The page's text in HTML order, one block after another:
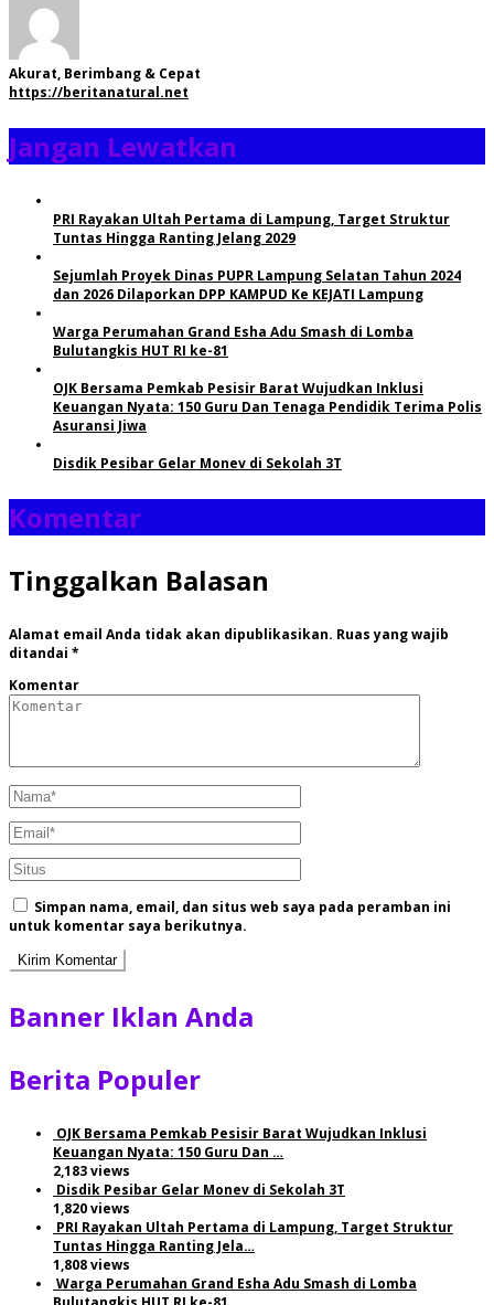
Akurat, Berimbang & Cepat
https://beritanatural.net
Jangan Lewatkan
PRI Rayakan Ultah Pertama di Lampung, Target Struktur
Tuntas Hingga Ranting Jelang 2029
Sejumlah Proyek Dinas PUPR Lampung Selatan Tahun 2024
dan 2026 Dilaporkan DPP KAMPUD Ke KEJATI Lampung
Warga Perumahan Grand Esha Adu Smash di Lomba
Bulutangkis HUT RI ke-81
OJK Bersama Pemkab Pesisir Barat Wujudkan Inklusi
Keuangan Nyata: 150 Guru Dan Tenaga Pendidik Terima Polis
Asuransi Jiwa
Disdik Pesibar Gelar Monev di Sekolah 3T
Komentar
Tinggalkan Balasan
Alamat email Anda tidak akan dipublikasikan. Ruas yang wajib
ditandai *
Komentar
Simpan nama, email, dan situs web saya pada peramban ini
untuk komentar saya berikutnya.
Banner Iklan Anda
Berita Populer
OJK Bersama Pemkab Pesisir Barat Wujudkan Inklusi
Keuangan Nyata: 150 Guru Dan …
2,183 views
Disdik Pesibar Gelar Monev di Sekolah 3T
1,820 views
PRI Rayakan Ultah Pertama di Lampung, Target Struktur
Tuntas Hingga Ranting Jela…
1,808 views
Warga Perumahan Grand Esha Adu Smash di Lomba